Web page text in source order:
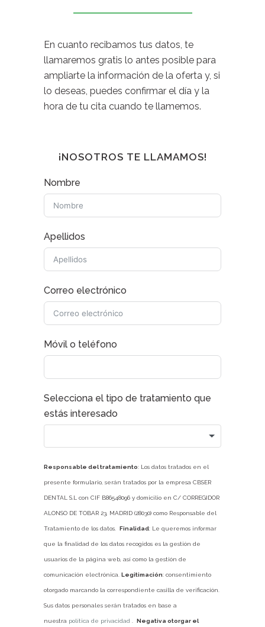
En cuanto recibamos tus datos, te
llamaremos gratis lo antes posible para
ampliarte la información de la oferta y, si
lo deseas, puedes confirmar el día y la
hora de tu cita cuando te llamemos.
¡NOSOTROS TE LLAMAMOS!
Nombre
Apellidos
Correo electrónico
Móvil o teléfono
Selecciona el tipo de tratamiento que
estás interesado
Responsable del tratamiento: Los datos tratados en el
presente formulario, serán tratados por la empresa CBSER
DENTAL S.L con CIF B86548096 y domicilio en C/ CORREGIDOR
ALONSO DE TOBAR 23, MADRID (28030) como Responsable del
Tratamiento de los datos. Finalidad: Le queremos informar
que la finalidad de los datos recogidos es la gestión de
usuarios de la página web, así como la gestión de
comunicación electrónica. Legitimación: consentimiento
otorgado marcando la correspondiente casilla de verificación.
Sus datos personales serán tratados en base a
nuestra política de privacidad Negativa otorgar el